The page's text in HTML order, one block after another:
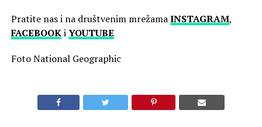
Pratite nas i na društvenim mrežamaINSTAGRAM,
FACEBOOKiYOUTUBE
Foto National Geographic